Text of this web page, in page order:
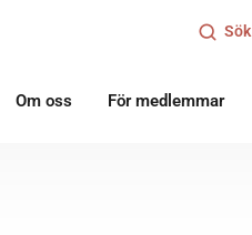
Sök
Om oss För medlemmar